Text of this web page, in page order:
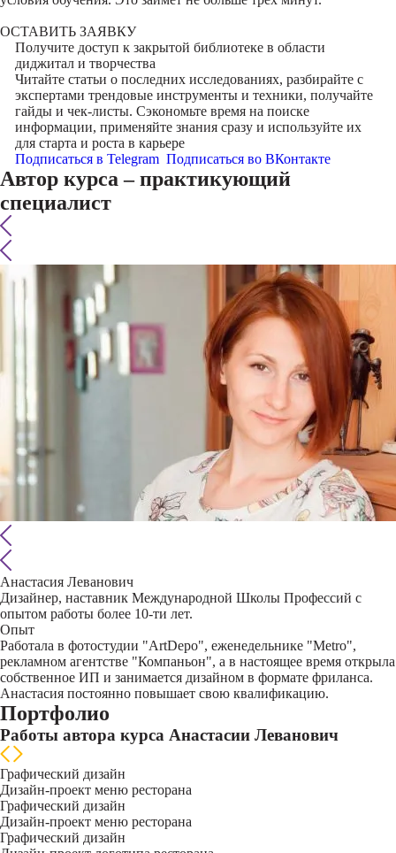
ОСТАВИТЬ ЗАЯВКУ
Получите доступ к закрытой библиотекев области
диджитал и творчества
Читайте статьи о последних исследованиях, разбирайте с
экспертами трендовые инструменты и техники, получайте
гайды и чек-листы. Сэкономьте время на поиске
информации, применяйте знания сразу и используйте их
для старта и роста в карьере
Подписаться в Telegram Подписаться во ВКонтакте
Автор курса – практикующий
специалист
Анастасия Леванович
Дизайнер, наставник Международной Школы Профессий с
опытом работы более 10-ти лет.
Опыт
Работала в фотостудии "ArtDepo", еженедельнике "Metro",
рекламном агентстве "Компаньон", а в настоящее время открыла
собственное ИП и занимается дизайном в формате фриланса.
Анастасия постоянно повышает свою квалификацию.
Портфолио
Работы автора курса Анастасии Леванович
Графический дизайн
Дизайн-проект меню ресторана
Графический дизайн
Дизайн-проект меню ресторана
Графический дизайн